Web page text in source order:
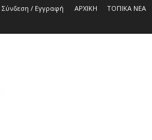
Σύνδεση / Εγγραφή ΑΡΧΙΚΗ ΤΟΠΙΚΑ ΝΕΑ